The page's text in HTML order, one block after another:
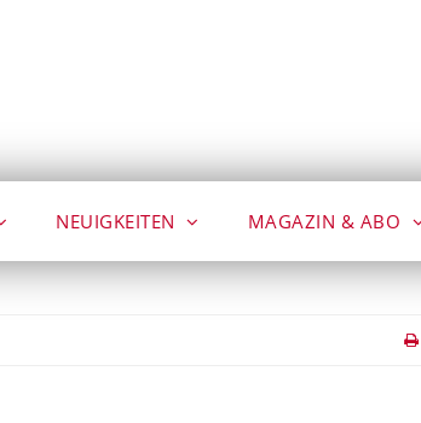
NEUIGKEITEN MAGAZIN & ABO